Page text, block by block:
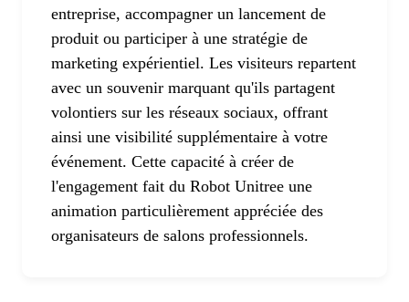
entreprise, accompagner un lancement de
produit ou participer à une stratégie de
marketing expérientiel. Les visiteurs repartent
avec un souvenir marquant qu'ils partagent
volontiers sur les réseaux sociaux, offrant
ainsi une visibilité supplémentaire à votre
événement. Cette capacité à créer de
l'engagement fait du Robot Unitree une
animation particulièrement appréciée des
organisateurs de salons professionnels.